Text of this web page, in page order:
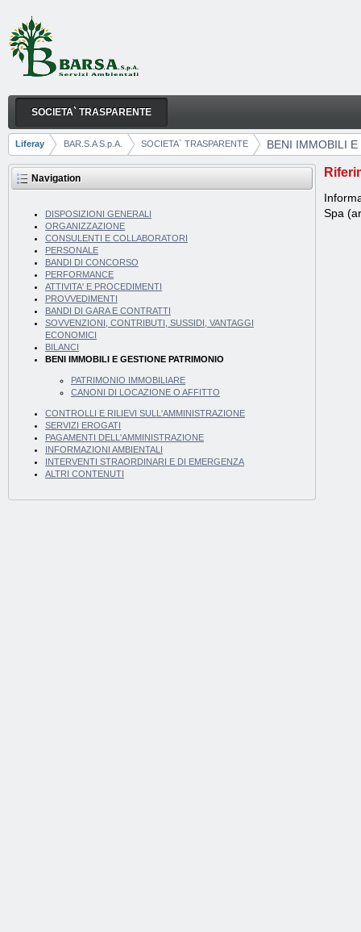
Skip to Content
BENI IMMOBILI E GESTIONE PATRIMONIO
Navigation
SOCIETA` TRASPARENTE
Breadcrumbs
Liferay BAR.S.A S.p.A. SOCIETA` TRASPARENTE BENI IMMOBILI
Navigation
DISPOSIZIONI GENERALI
ORGANIZZAZIONE
CONSULENTI E COLLABORATORI
PERSONALE
BANDI DI CONCORSO
PERFORMANCE
ATTIVITA' E PROCEDIMENTI
PROVVEDIMENTI
BANDI DI GARA E CONTRATTI
SOVVENZIONI, CONTRIBUTI, SUSSIDI, VANTAGGI
ECONOMICI
BILANCI
BENI IMMOBILI E GESTIONE PATRIMONIO
PATRIMONIO IMMOBILIARE
CANONI DI LOCAZIONE O AFFITTO
CONTROLLI E RILIEVI SULL'AMMINISTRAZIONE
SERVIZI EROGATI
PAGAMENTI DELL'AMMINISTRAZIONE
INFORMAZIONI AMBIENTALI
INTERVENTI STRAORDINARI E DI EMERGENZA
ALTRI CONTENUTI
Spa